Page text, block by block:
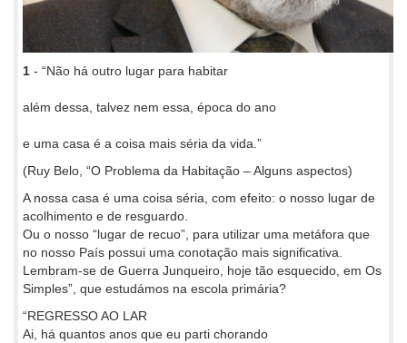
1 - “Não há outro lugar para habitar
além dessa, talvez nem essa, época do ano
e uma casa é a coisa mais séria da vida.”
(Ruy Belo, “O Problema da Habitação – Alguns aspectos)
A nossa casa é uma coisa séria, com efeito: o nosso lugar de
acolhimento e de resguardo.
Ou o nosso “lugar de recuo”, para utilizar uma metáfora que
no nosso País possui uma conotação mais significativa.
Lembram-se de Guerra Junqueiro, hoje tão esquecido, em Os
Simples”, que estudámos na escola primária?
“REGRESSO AO LAR
Ai, há quantos anos que eu parti chorando